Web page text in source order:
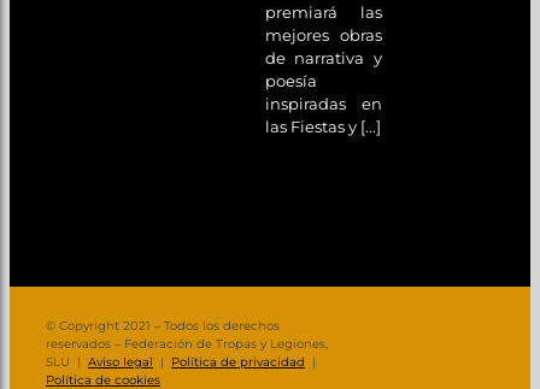
premiará las
mejores obras
de narrativa y
poesía
inspiradas en
las Fiestas y [...]
© Copyright 2021 – Todos los derechos
reservados – Federación de Tropas y Legiones,
SLU | Aviso legal | Política de privacidad |
Política de cookies